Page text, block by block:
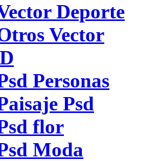
Deporte
Vector
Personas
Psd
flor
Moda